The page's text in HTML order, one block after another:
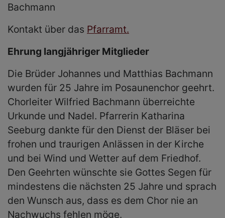
Bachmann
Kontakt über das Pfarramt.
Ehrung langjähriger Mitglieder
Die Brüder Johannes und Matthias Bachmann
wurden für 25 Jahre im Posaunenchor geehrt.
Chorleiter Wilfried Bachmann überreichte
Urkunde und Nadel. Pfarrerin Katharina
Seeburg dankte für den Dienst der Bläser bei
frohen und traurigen Anlässen in der Kirche
und bei Wind und Wetter auf dem Friedhof.
Den Geehrten wünschte sie Gottes Segen für
mindestens die nächsten 25 Jahre und sprach
den Wunsch aus, dass es dem Chor nie an
Nachwuchs fehlen möge.